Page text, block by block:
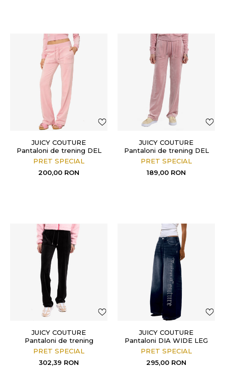
JUICY COUTURE
Pantaloni de trening DEL
RAY POCKET PANT
PRET SPECIAL
200,00 RON
JUICY COUTURE
Pantaloni de trening DEL
RAY
PRET SPECIAL
189,00 RON
JUICY COUTURE
Pantaloni de trening
GREY BLUE CLASSIC
VELOUR DEL RAY
POCKETED BOT...
PRET SPECIAL
302,39 RON
JUICY COUTURE
Pantaloni DIA WIDE LEG
PRET SPECIAL
295,00 RON